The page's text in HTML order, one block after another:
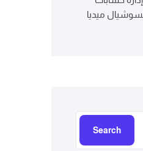
ميديا
Search